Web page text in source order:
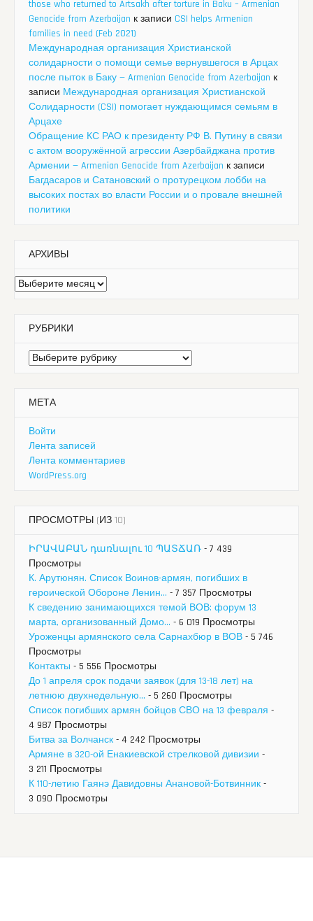
those who returned to Artsakh after torture in Baku – Armenian
Genocide from Azerbaijan к записи CSI helps Armenian
families in need (Feb 2021)
Международная организация Христианской
солидарности о помощи семье вернувшегося в Арцах
после пыток в Баку — Armenian Genocide from Azerbaijan к
записи Международная организация Христианской
Солидарности (CSI) помогает нуждающимся семьям в
Арцахе
Обращение КС РАО к президенту РФ В. Путину в связи
с актом вооружённой агрессии Азербайджана против
Армении — Armenian Genocide from Azerbaijan к записи
Багдасаров и Сатановский о протурецком лобби на
высоких постах во власти России и о провале внешней
политики
АРХИВЫ
Архивы
РУБРИКИ
Рубрики
МЕТА
Войти
Лента записей
Лента комментариев
WordPress.org
ПРОСМОТРЫ (ИЗ 10)
ԻՐԱՎԱԲԱՆ դառնալու 10 ՊԱՏՃԱՌ - 7 439
Просмотры
К. Арутюнян. Список Воинов-армян, погибших в
героической Обороне Ленин... - 7 357 Просмотры
К сведению занимающихся темой ВОВ: форум 13
марта, организованный Домо... - 6 019 Просмотры
Уроженцы армянского села Сарнахбюр в ВОВ - 5 746
Просмотры
Контакты - 5 556 Просмотры
До 1 апреля срок подачи заявок (для 13-18 лет) на
летнюю двухнедельную... - 5 260 Просмотры
Список погибших армян бойцов СВО на 13 февраля -
4 987 Просмотры
Битва за Волчанск - 4 242 Просмотры
Армяне в 320-ой Енакиевской стрелковой дивизии -
3 211 Просмотры
К 110-летию Гаянэ Давидовны Анановой-Ботвинник -
3 090 Просмотры